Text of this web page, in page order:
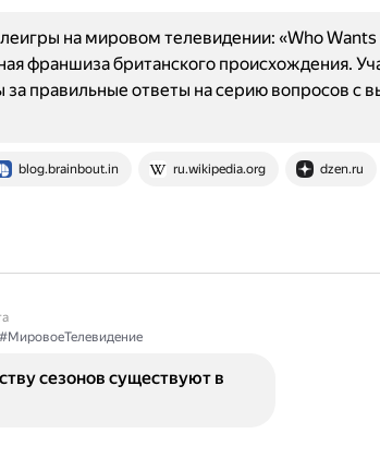
blog.brainbout.in ru.wikipedia.org dzen.ru
на мировом телевидении: «Who Wants
франшиза британского происхождения.
правильные ответы на серию вопросов с
#МировоеТелевидение
сезонов существуют в